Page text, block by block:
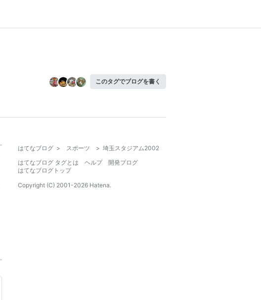
このタグでブログを書く
はてなブログ > スポーツ > 埼玉スタジアム2002
はてなブログ タグとは
ヘルプ
開発ブログ
はてなブログトップ
Copyright (C) 2001-2026 Hatena.